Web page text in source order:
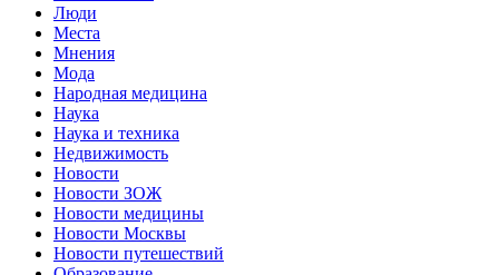
Люди
Места
Мнения
Мода
Народная медицина
Наука
Наука и техника
Недвижимость
Новости
Новости ЗОЖ
Новости медицины
Новости Москвы
Новости путешествий